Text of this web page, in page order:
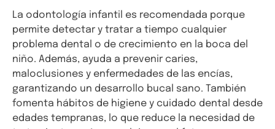
La odontología infantil es recomendada porque
permite detectar y tratar a tiempo cualquier
problema dental o de crecimiento en la boca del
niño. Además, ayuda a prevenir caries,
maloclusiones y enfermedades de las encías,
garantizando un desarrollo bucal sano. También
fomenta hábitos de higiene y cuidado dental desde
edades tempranas, lo que reduce la necesidad de